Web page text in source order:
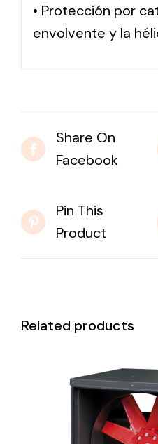
• Protección por
envolvente y la
Share On
Facebook
Pin This
Product
Related products